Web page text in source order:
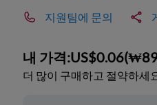
지원팀에 문의
내 가격:US$0.06(
더 많이 구매하고 절약하세